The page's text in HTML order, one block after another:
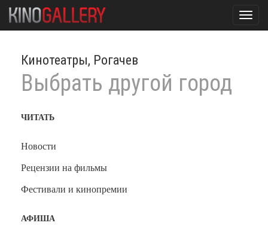
Кинотеатры, Рогачев
Выбрать другой город
ЧИТАТЬ
Новости
Рецензии на фильмы
Фестивали и кинопремии
АФИША